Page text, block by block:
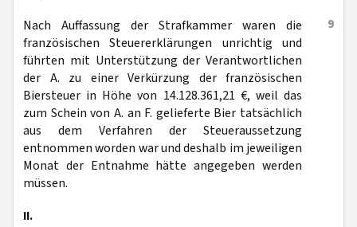
9
Nach Auffassung der Strafkammer waren die
französischen Steuererklärungen unrichtig und
führten mit Unterstützung der Verantwortlichen
der A. zu einer Verkürzung der französischen
Biersteuer in Höhe von 14.128.361,21 €, weil das
zum Schein von A. an F. gelieferte Bier tatsächlich
aus dem Verfahren der Steueraussetzung
entnommen worden war und deshalb im jeweiligen
Monat der Entnahme hätte angegeben werden
müssen.
II.